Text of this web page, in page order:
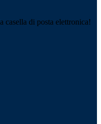
casella di posta elettronica!